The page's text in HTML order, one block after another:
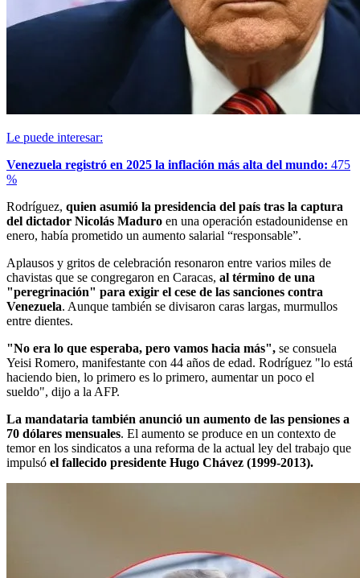
Le puede interesar:
Venezuela registró en 2025 la inflación más alta del mundo: 475
%
Rodríguez, quien asumió la presidencia del país tras la captura
del dictador Nicolás Maduro en una operación estadounidense en
enero, había prometido un aumento salarial “responsable”.
Aplausos y gritos de celebración resonaron entre varios miles de
chavistas que se congregaron en Caracas, al término de una
"peregrinación" para exigir el cese de las sanciones contra
Venezuela. Aunque también se divisaron caras largas, murmullos
entre dientes.
"No era lo que esperaba, pero vamos hacia más", se consuela
Yeisi Romero, manifestante con 44 años de edad. Rodríguez "lo está
haciendo bien, lo primero es lo primero, aumentar un poco el
sueldo", dijo a la AFP.
La mandataria también anunció un aumento de las pensiones a
70 dólares mensuales. El aumento se produce en un contexto de
temor en los sindicatos a una reforma de la actual ley del trabajo que
impulsó el fallecido presidente Hugo Chávez (1999-2013).